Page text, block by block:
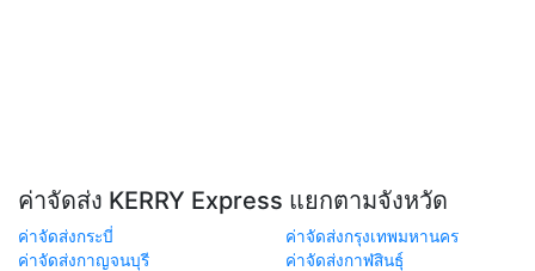
ค่าจัดส่ง KERRY Express แยกตามจังหวัด
ค่าจัดส่งกระบี่
ค่าจัดส่งกรุงเทพมหานคร
ค่าจัดส่งกาญจนบุรี
ค่าจัดส่งกาฬสินธุ์